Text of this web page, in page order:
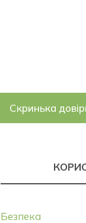
Скринька
Безпека